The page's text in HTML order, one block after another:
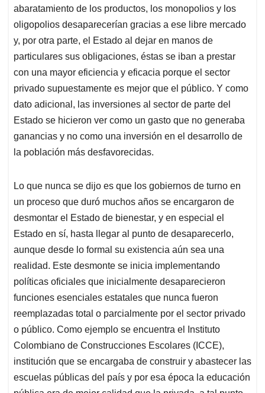
abaratamiento de los productos, los monopolios y los
oligopolios desaparecerían gracias a ese libre mercado
y, por otra parte, el Estado al dejar en manos de
particulares sus obligaciones, éstas se iban a prestar
con una mayor eficiencia y eficacia porque el sector
privado supuestamente es mejor que el público. Y como
dato adicional, las inversiones al sector de parte del
Estado se hicieron ver como un gasto que no generaba
ganancias y no como una inversión en el desarrollo de
la población más desfavorecidas.
Lo que nunca se dijo es que los gobiernos de turno en
un proceso que duró muchos años se encargaron de
desmontar el Estado de bienestar, y en especial el
Estado en sí, hasta llegar al punto de desaparecerlo,
aunque desde lo formal su existencia aún sea una
realidad. Este desmonte se inicia implementando
políticas oficiales que inicialmente desaparecieron
funciones esenciales estatales que nunca fueron
reemplazadas total o parcialmente por el sector privado
o público. Como ejemplo se encuentra el Instituto
Colombiano de Construcciones Escolares (ICCE),
institución que se encargaba de construir y abastecer las
escuelas públicas del país y por esa época la educación